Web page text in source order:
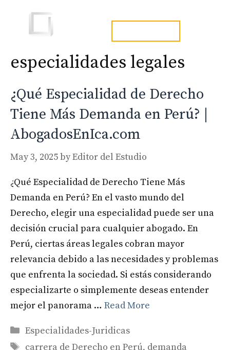
content
especialidades legales
¿Qué Especialidad de Derecho
Tiene Más Demanda en Perú? |
AbogadosEnIca.com
May 3, 2025byEditor del Estudio
¿Qué Especialidad de Derecho Tiene Más
Demanda en Perú? En el vasto mundo del
Derecho, elegir una especialidad puede ser una
decisión crucial para cualquier abogado. En
Perú, ciertas áreas legales cobran mayor
relevancia debido a las necesidades y problemas
que enfrenta la sociedad. Si estás considerando
especializarte o simplemente deseas entender
mejor el panorama … Read More
Categories
Especialidades-Juridicas
Tags
carrera de Derecho en Perú, demanda